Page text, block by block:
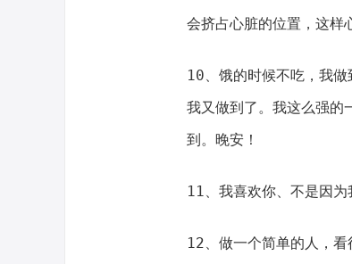
会挤占心脏的位置，这样
10、饿的时候不吃，我做
我又做到了。我这么强的
到。晚安！
11、我喜欢你、不是因为
12、做一个简单的人，